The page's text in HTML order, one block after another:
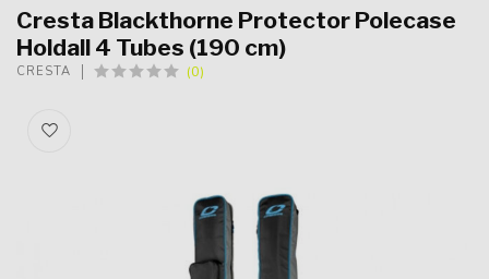
Cresta Blackthorne Protector Polecase
Holdall 4 Tubes (190 cm)
CRESTA (0)